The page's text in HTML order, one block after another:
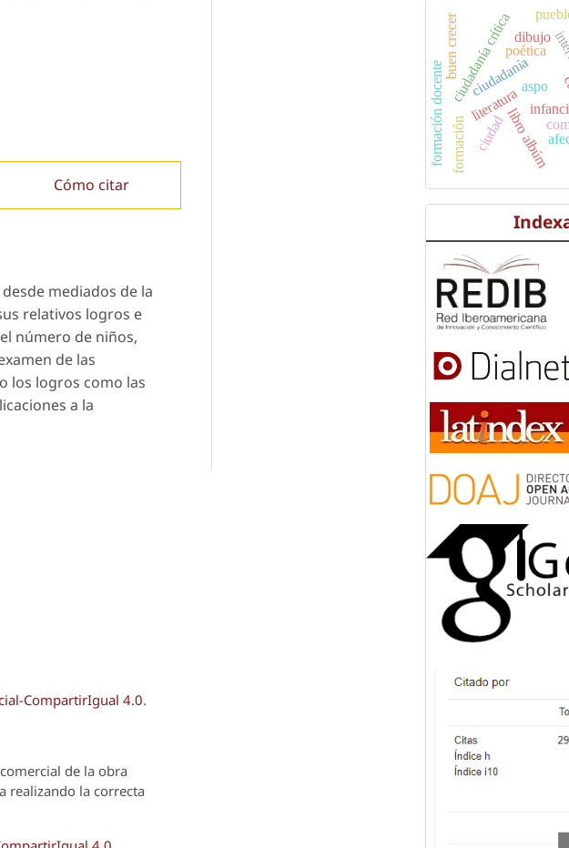
Cómo citar
mediados de la
relativos logros e
número de niños,
de las
los logros como las
a la
CompartirIgual 4.0.
de la obra
realizando la correcta
ciudad
ciudadanía
poética
literatura
libro albúm
ciudadanía crítica
formación docente aspo
dibujo
buen crecer
formación